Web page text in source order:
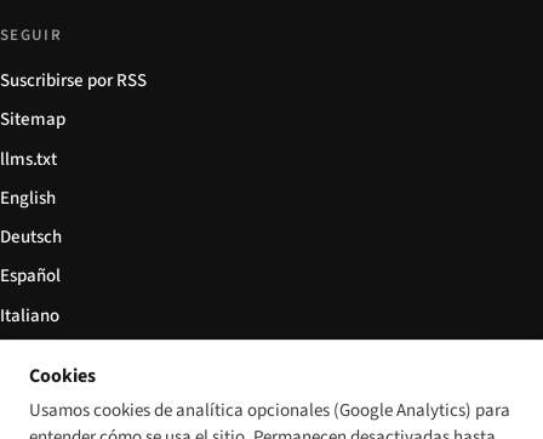
SEGUIR
Suscribirse por RSS
Sitemap
llms.txt
English
Deutsch
Español
Italiano
Cookies
Usamos cookies de analítica opcionales (Google Analytics) para